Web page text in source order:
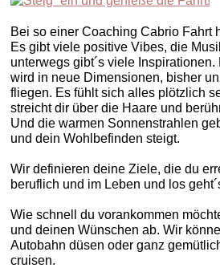
Bei so einer Coaching Cabrio Fahrt
Es gibt viele positive Vibes, die
unterwegs gibt´s viele
wird in neue Dimensionen, bisher
fliegen. Es fühlt sich alles plötzlich
streicht dir über die Haare und
Und die warmen Sonnenstrahlen
und dein Wohlbefinden steigt.
Wir definieren deine Ziele, die du
beruflich und im Leben und los
Wie schnell du vorankommen
und deinen Wünschen ab. Wir
Autobahn düsen oder ganz
cruisen.